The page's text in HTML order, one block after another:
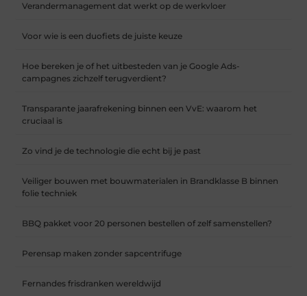
Verandermanagement dat werkt op de werkvloer
Voor wie is een duofiets de juiste keuze
Hoe bereken je of het uitbesteden van je Google Ads-
campagnes zichzelf terugverdient?
Transparante jaarafrekening binnen een VvE: waarom het
cruciaal is
Zo vind je de technologie die echt bij je past
Veiliger bouwen met bouwmaterialen in Brandklasse B binnen
folie techniek
BBQ pakket voor 20 personen bestellen of zelf samenstellen?
Perensap maken zonder sapcentrifuge
Fernandes frisdranken wereldwijd